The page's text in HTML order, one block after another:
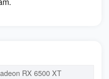
RX 6500 XT